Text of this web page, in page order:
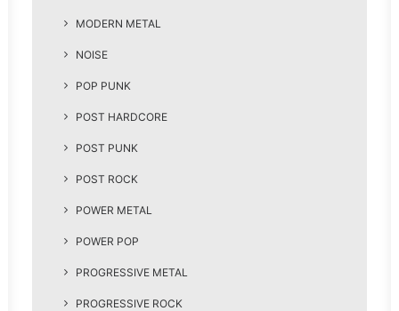
MODERN METAL
NOISE
POP PUNK
POST HARDCORE
POST PUNK
POST ROCK
POWER METAL
POWER POP
PROGRESSIVE METAL
PROGRESSIVE ROCK